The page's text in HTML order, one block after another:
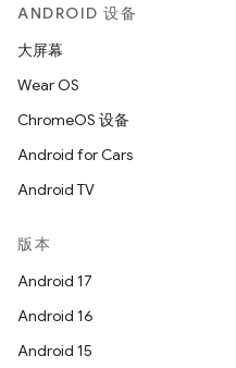
ANDROID 设备
大屏幕
Wear OS
ChromeOS 设备
Android for Cars
Android TV
版本
Android 17
Android 16
Android 15